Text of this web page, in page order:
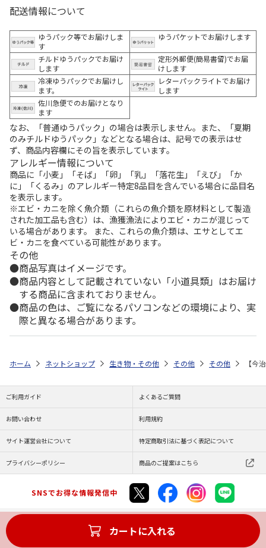
配送情報について
ゆうパック等でお届けしま
す
ゆうパケットでお届けします
チルドゆうパックでお届け
します
定形外郵便(簡易書留)でお届
けします
冷凍ゆうパックでお届けし
ます。
レターパックライトでお届け
します
佐川急便でのお届けとなり
ます
なお、「普通ゆうパック」の場合は表示しません。また、「夏期
のみチルドゆうパック」などとなる場合は、記号での表示はせ
ず、商品内容欄にその旨を表示しています。
アレルギー情報について
商品に「小麦」「そば」「卵」「乳」「落花生」「えび」「か
に」「くるみ」のアレルギー特定8品目を含んでいる場合に品目名
を表示します。
※エビ・カニを除く魚介類（これらの魚介類を原材料として製造
された加工品も含む）は、漁獲漁法によりエビ・カニが混じって
いる場合があります。 また、これらの魚介類は、エサとしてエ
ビ・カニを食べている可能性があります。
その他
商品写真はイメージです。
商品内容として記載されていない「小道具類」はお届け
する商品に含まれておりません。
商品の色は、ご覧になるパソコンなどの環境により、実
際と異なる場合があります。
カートに入れる
ホーム ネットショップ 生き物・その他 その他 その他 【
ご利用ガイド よくあるご質問
お問い合わせ 利用規約
サイト運営会社について 特定商取引法に基づく表記について
プライバシーポリシー 商品のご提案はこちら
SNSでお得な情報発信中